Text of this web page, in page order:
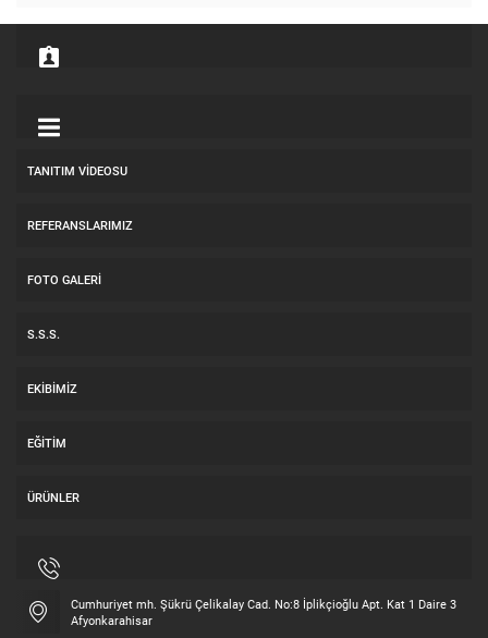
TANITIM VIDEOSU
REFERANSLARIMIZ
FOTO GALERI
S.S.S.
EKIBIMIZ
EĞITIM
ÜRÜNLER
Cumhuriyet mh. Şükrü Çelikalay Cad. No:8 İplikçioğlu Apt. Kat 1 Daire 3
Afyonkarahisar